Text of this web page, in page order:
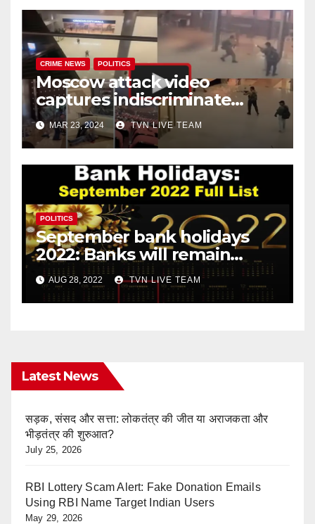
CRIME NEWS POLITICS
Moscow attack video
captures indiscriminate
firing, and chaos all around!
MAR 23, 2024 TVN LIVE TEAM
POLITICS
September bank holidays
2022: Banks will remain
closed for 13 days in
September!
AUG 28, 2022 TVN LIVE TEAM
Latest News
सड़क, संसद और सत्ता: लोकतंत्र की जीत या अराजकता और
भीड़तंत्र की शुरुआत?
July 25, 2026
RBI Lottery Scam Alert: Fake Donation Emails
Using RBI Name Target Indian Users
May 29, 2026